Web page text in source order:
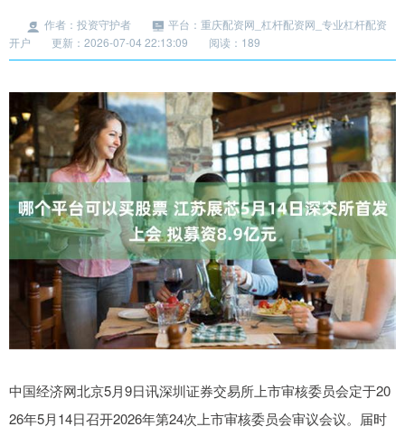
作者：投资守护者
平台：重庆配资网_杠杆配资网_专业杠杆配资
开户
更新：2026-07-04 22:13:09 阅读：189
中国经济网北京5月9日讯深圳证券交易所上市审核委员会定于20
26年5月14日召开2026年第24次上市审核委员会审议会议。届时